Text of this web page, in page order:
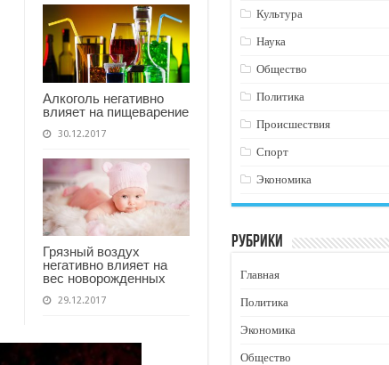
Алкоголь негативно
влияет на пищеварение
30.12.2017
Грязный воздух
негативно влияет на
вес новорожденных
29.12.2017
Культура
Наука
Общество
Политика
Происшествия
Спорт
Экономика
Рубрики
Главная
Политика
Экономика
Общество